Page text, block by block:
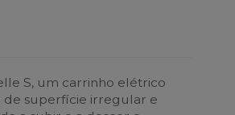
S, um carrinho elétrico
de superfície irregular e